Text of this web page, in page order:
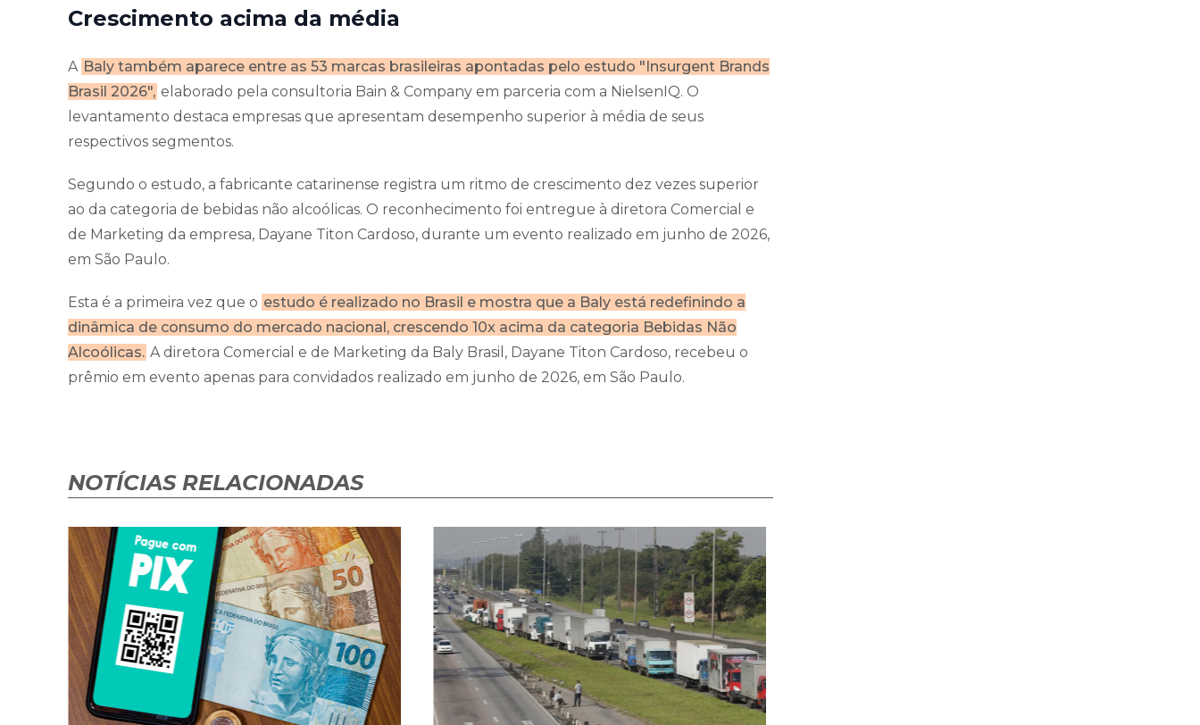
Crescimento acima da média
A Baly também aparece entre as 53 marcas brasileiras apontadas pelo estudo "Insurgent Brands
Brasil 2026", elaborado pela consultoria Bain & Company em parceria com a NielsenIQ. O
levantamento destaca empresas que apresentam desempenho superior à média de seus
respectivos segmentos.
Segundo o estudo, a fabricante catarinense registra um ritmo de crescimento dez vezes superior
ao da categoria de bebidas não alcoólicas. O reconhecimento foi entregue à diretora Comercial e
de Marketing da empresa, Dayane Titon Cardoso, durante um evento realizado em junho de 2026,
em São Paulo.
Esta é a primeira vez que o estudo é realizado no Brasil e mostra que a Baly está redefinindo a
dinâmica de consumo do mercado nacional, crescendo 10x acima da categoria Bebidas Não
Alcoólicas. A diretora Comercial e de Marketing da Baly Brasil, Dayane Titon Cardoso, recebeu o
prêmio em evento apenas para convidados realizado em junho de 2026, em São Paulo.
NOTÍCIAS RELACIONADAS